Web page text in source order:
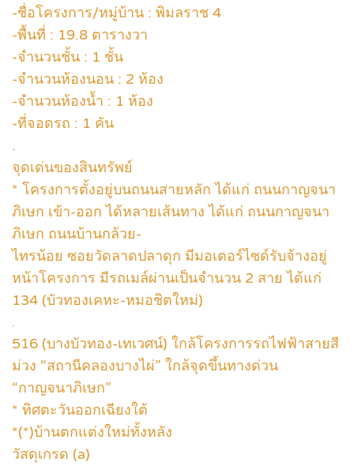
-ชื่อโครงการ/หมู่บ้าน : พิมลราช 4
-พื้นที่ : 19.8 ตารางวา
-จำนวนชั้น : 1 ชั้น
-จำนวนห้องนอน : 2 ห้อง
-จำนวนห้องน้ำ : 1 ห้อง
-ที่จอดรถ : 1 คัน
.
จุดเด่นของสินทรัพย์
* โครงการตั้งอยู่บนถนนสายหลัก ได้แก่ ถนนกาญจนา
ภิเษก เข้า-ออก ได้หลายเส้นทาง ได้แก่ ถนนกาญจนา
ภิเษก ถนนบ้านกล้วย-
ไทรน้อย ซอยวัดลาดปลาดุก มีมอเตอร์ไซด์รับจ้างอยู่
หน้าโครงการ มีรถเมล์ผ่านเป็นจำนวน 2 สาย ได้แก่
134 (บัวทองเคหะ-หมอชิตใหม่)
.
516 (บางบัวทอง-เทเวศน์) ใกล้โครงการรถไฟฟ้าสายสี
ม่วง “สถานีคลองบางไผ่” ใกล้จุดขึ้นทางด่วน
“กาญจนาภิเษก”
* ทิศตะวันออกเฉียงใต้
*(*)บ้านตกแต่งใหม่ทั้งหลัง
วัสดุเกรด (a)